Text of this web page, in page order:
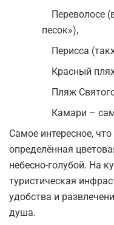
Переволосе
песок»),
Перисса
Красный
Пляж
Камари –
Самое интересное,
определённая
небесно-голубой. На
туристическая
удобства и
душа.